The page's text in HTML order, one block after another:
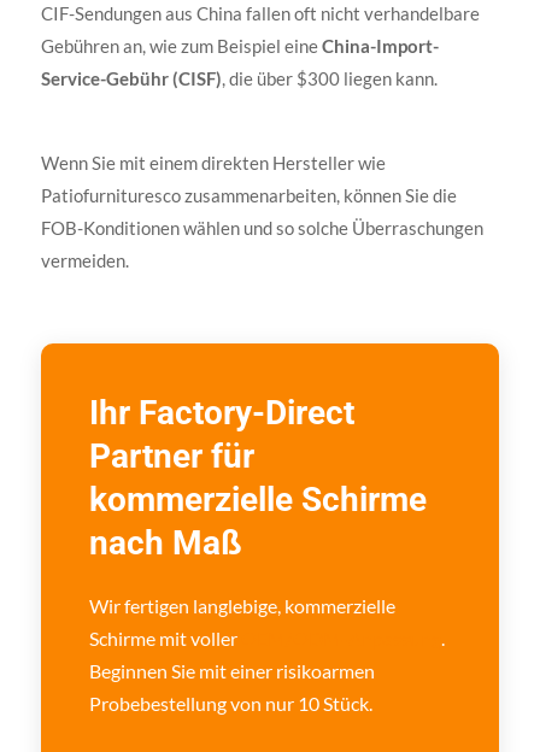
CIF-Sendungen aus China fallen oft nicht verhandelbare
Gebühren an, wie zum Beispiel eineChina-Import-
Service-Gebühr (CISF) , die über $300 liegen kann.
Wenn Sie mit einem direkten Hersteller wie
Patiofurnituresco zusammenarbeiten, können Sie die
FOB-Konditionen wählen und so solche Überraschungen
vermeiden.
Ihr Factory-Direct
Partner für
kommerzielle Schirme
nach Maß
Wir fertigen langlebige, kommerzielle
Schirme mit voller
Beginnen Sie mit einer risikoarmen
Probebestellung von nur 10 Stück.